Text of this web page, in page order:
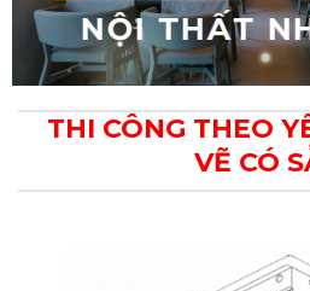
NỘI THẤT
THI CÔNG THEO
VẼ CÓ